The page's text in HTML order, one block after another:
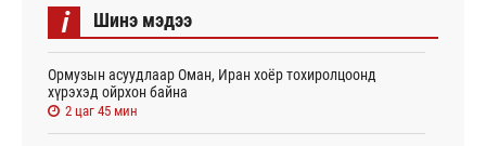
i Шинэ мэдээ
Ормузын асуудлаар Оман, Иран хоёр тохиролцоонд
хүрэхэд ойрхон байна
2 цаг 45 мин